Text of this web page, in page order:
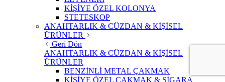
KİŞİYE ÖZEL KOLONYA
STETESKOP
ANAHTARLIK & CÜZDAN & KİŞİSEL
ÜRÜNLER
Geri Dön
ANAHTARLIK & CÜZDAN & KİŞİSEL
ÜRÜNLER
BENZİNLİ METAL ÇAKMAK
KİŞİYE ÖZEL ÇAKMAK & SİGARA